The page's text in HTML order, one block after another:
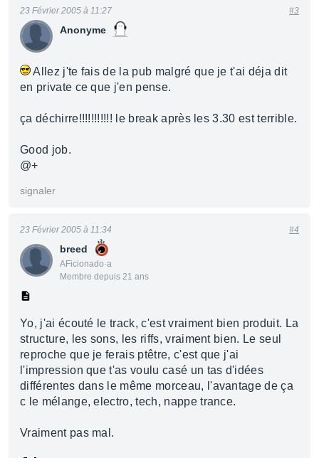
Anonyme
23 Février 2005 à 11:27 #3
Allez j'te fais de la pub malgré que je t'ai déja dit
en private ce que j'en pense.
ça déchirre!!!!!!!!!!! le break après les 3.30 est terrible.
Good job.
@+
signaler
breed
AFicionado·a
Membre depuis 21 ans
23 Février 2005 à 11:34 #4
Yo, j'ai écouté le track, c'est vraiment bien produit. La
structure, les sons, les riffs, vraiment bien. Le seul
reproche que je ferais ptêtre, c'est que j'ai
l'impression que t'as voulu casé un tas d'idées
différentes dans le même morceau, l'avantage de ça
c le mélange, electro, tech, nappe trance.
Vraiment pas mal.